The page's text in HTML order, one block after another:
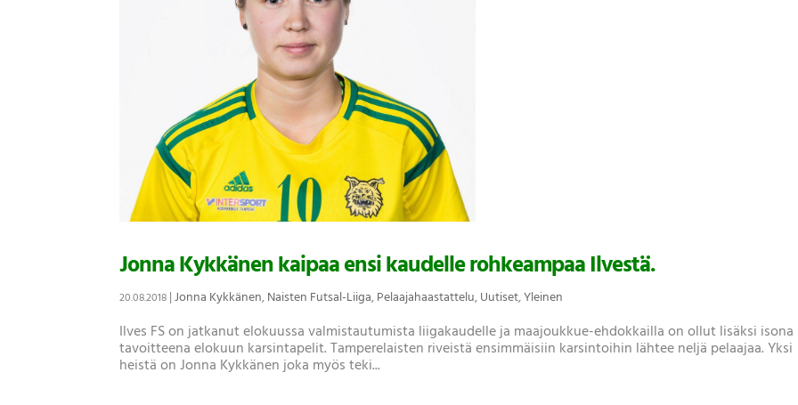
Jonna Kykkänen kaipaa ensi kaudelle rohkeampaa Ilvestä.
20.08.2018 |Jonna Kykkänen,Naisten Futsal-Liiga,Pelaajahaastattelu,Uutiset,Yleinen
Ilves FS on jatkanut elokuussa valmistautumista liigakaudelle ja maajoukkue-ehdokkailla on ollut lisäksi isona
tavoitteena elokuun karsintapelit. Tamperelaisten riveistä ensimmäisiin karsintoihin lähtee neljä pelaajaa. Yksi
heistä on Jonna Kykkänen joka myös teki...